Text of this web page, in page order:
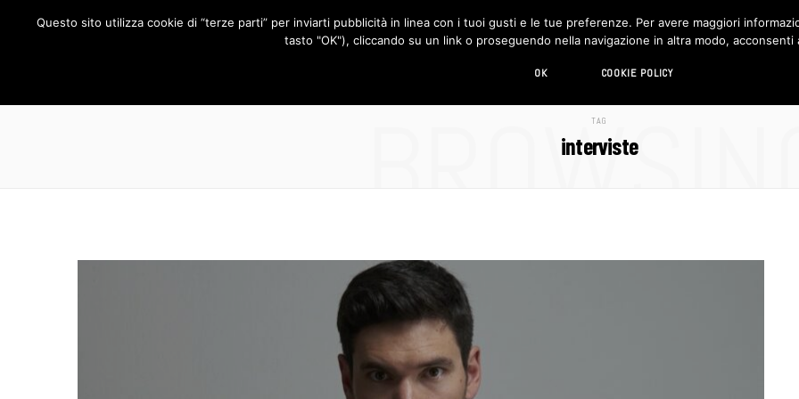
RUBRICHE DESIGN LIVING HI-TECH CHI SIAMO
TAG
interviste
BROWSING
Questo sito utilizza cookie di “terze parti” per inviarti pubblicità in linea con i tuoi gusti e le tue preferenze. Per avere maggiori
tasto "OK"), cliccando su un link o proseguendo nella navigazione in altra modo, acconsenti
OK COOKIE POLICY